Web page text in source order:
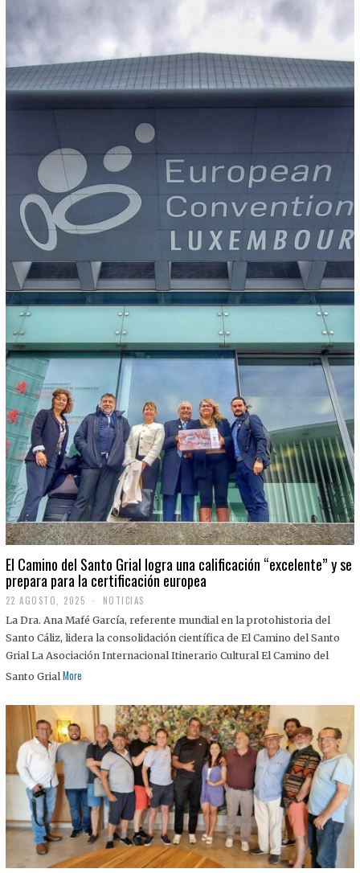
El Camino del Santo Grial logra una calificación “excelente” y se
prepara para la certificación europea
22 AGOSTO, 2025
2
A
G
O
S
2
5
NOTICIAS
La Dra. Ana Mafé García, referente mundial en la protohistoria del
Santo Cáliz, lidera la consolidación científica de El Camino del Santo
Grial La Asociación Internacional Itinerario Cultural El Camino del
Santo Grial More